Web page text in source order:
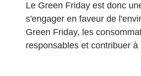
Le Green Friday est donc
s'engager en faveur de
Green Friday, les
responsables et contribuer